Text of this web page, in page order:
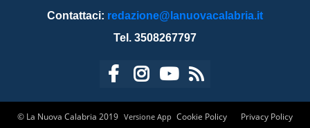
Contattaci: redazione@lanuovacalabria.it
Tel. 3508267797
© La Nuova Calabria 2019 Cookie Policy Privacy Policy
Versione App